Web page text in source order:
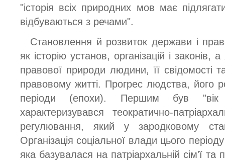
"історія всіх природних мов має
відбуваються з речами".
Становлення й розвиток держави і
як історію установ, організацій і законів,
правової природи людини, її свідомості
правовому житті. Прогрес людства, його
періоди (епохи). Першим був "вік
характеризувався теократично-
регулювання, який у зародковому
Організація соціальної влади цього
яка базувалася на патріархальній сім'ї та